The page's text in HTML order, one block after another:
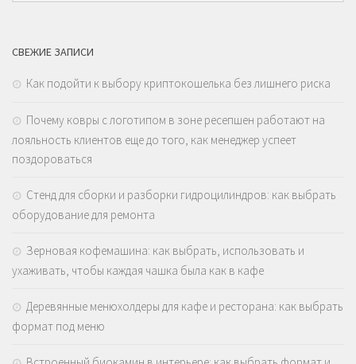
СВЕЖИЕ ЗАПИСИ
Как подойти к выбору криптокошелька без лишнего риска
Почему ковры с логотипом в зоне ресепшен работают на
лояльность клиентов еще до того, как менеджер успеет
поздороваться
Стенд для сборки и разборки гидроцилиндров: как выбрать
оборудование для ремонта
Зерновая кофемашина: как выбрать, использовать и
ухаживать, чтобы каждая чашка была как в кафе
Деревянные менюхолдеры для кафе и ресторана: как выбрать
формат под меню